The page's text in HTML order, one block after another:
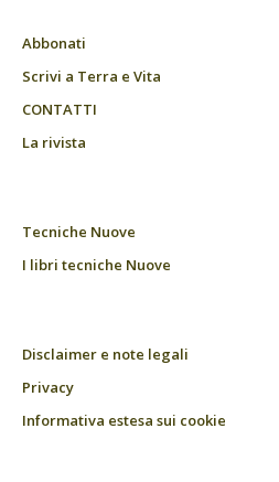
Abbonati
Scrivi a Terra e Vita
CONTATTI
La rivista
Tecniche Nuove
I libri tecniche Nuove
Disclaimer e note legali
Privacy
Informativa estesa sui cookie